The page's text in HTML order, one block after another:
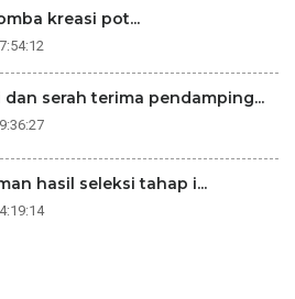
kreasi pot...
dan serah terima pendamping...
hasil seleksi tahap i...